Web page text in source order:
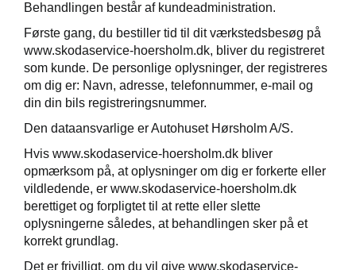
Behandlingen består af kundeadministration.
Første gang, du bestiller tid til dit værkstedsbesøg på
www.skodaservice-hoersholm.dk, bliver du registreret
som kunde. De personlige oplysninger, der registreres
om dig er: Navn, adresse, telefonnummer, e-mail og
din din bils registreringsnummer.
Den dataansvarlige er Autohuset Hørsholm A/S.
Hvis www.skodaservice-hoersholm.dk bliver
opmærksom på, at oplysninger om dig er forkerte eller
vildledende, er www.skodaservice-hoersholm.dk
berettiget og forpligtet til at rette eller slette
oplysningerne således, at behandlingen sker på et
korrekt grundlag.
Det er frivilligt, om du vil give www.skodaservice-